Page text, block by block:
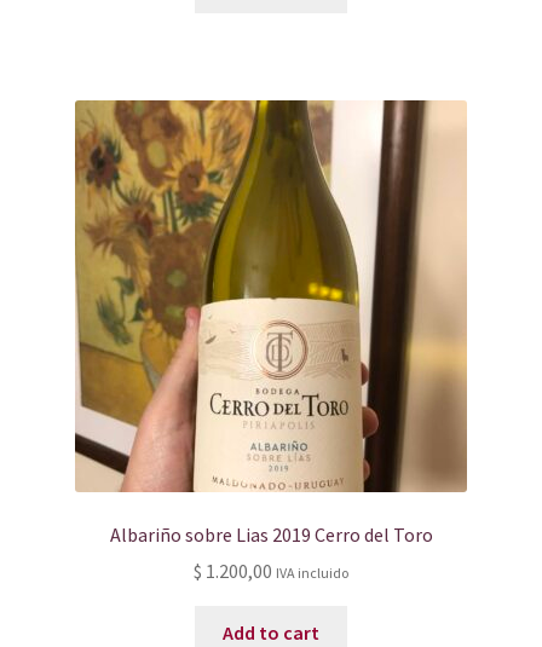
Albariño sobre Lias 2019 Cerro del Toro
$ 1.200,00 IVA incluido
Add to cart